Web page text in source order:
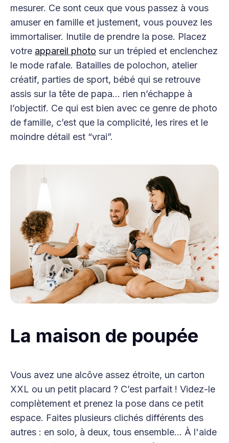
mesurer. Ce sont ceux que vous passez à vous
amuser en famille et justement, vous pouvez les
immortaliser. Inutile de prendre la pose. Placez
votre appareil photo sur un trépied et enclenchez
le mode rafale. Batailles de polochon, atelier
créatif, parties de sport, bébé qui se retrouve
assis sur la tête de papa… rien n’échappe à
l’objectif. Ce qui est bien avec ce genre de photo
de famille, c’est que la complicité, les rires et le
moindre détail est “vrai”.
La maison de poupée
Vous avez une alcôve assez étroite, un carton
XXL ou un petit placard ? C’est parfait ! Videz-le
complètement et prenez la pose dans ce petit
espace. Faites plusieurs clichés différents des
autres : en solo, à deux, tous ensemble… À l'aide